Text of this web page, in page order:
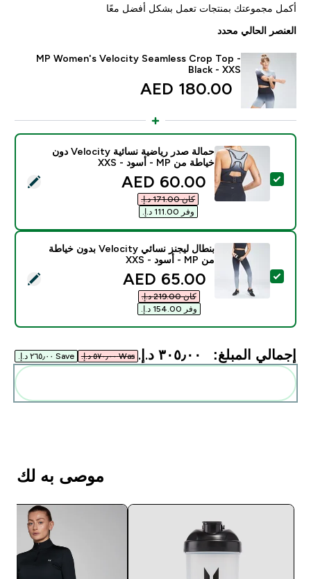
أكمل مجموعتك بمنتجات تعمل بشكل أفضل معًا
العنصر الحالي محدد
MP Women's Velocity Seamless Crop Top -
Black - XXS
180.00 AED‎
تحديد هذا المنتج - حمالة صدر رياضية نسائية Velocity دون خياطة من MP - أسود - XXS
حمالة صدر رياضية نسائية Velocity دون
خياطة من MP - أسود - XXS
discounted price
60.00 AED‎
كان ‏171.00 د.إ.‏‎
وفر ‏111.00 د.إ.‏‎
تحديد هذا المنتج - بنطال ليجنز نسائي Velocity بدون خياطة من MP - أسود - XXS
بنطال ليجنز نسائي Velocity بدون خياطة
من MP - أسود - XXS
discounted price
65.00 AED‎
كان ‏219.00 د.إ.‏‎
وفر ‏154.00 د.إ.‏‎
إجمالي المبلغ: ٣٠٥٫٠٠ د.إ.‏‎ Was ٥٧٠٫٠٠ د.إ.‏‎ Save ٢٦٥٫٠٠ د.إ.‏‎
موصى به لك